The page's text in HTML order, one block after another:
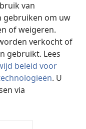
van
gebruiken om uw
of weigeren.
verkocht of
gebruikt. Lees
beleid voor
. U
via
Society of Pennsylvania.